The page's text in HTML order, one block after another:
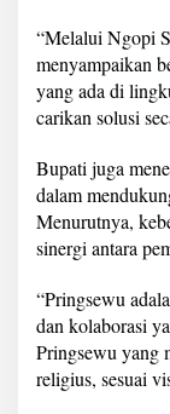
“Melalui Ngopi
menyampaikan
yang ada di
carikan solusi
Bupati juga
dalam
Menurutnya,
sinergi antara
“Pringsewu
dan kolaborasi
Pringsewu yang
religius, sesuai